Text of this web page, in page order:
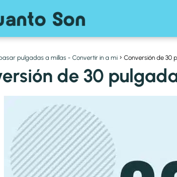
pulgadas a millas - Convertir in a mi Conversión de 30
de 30